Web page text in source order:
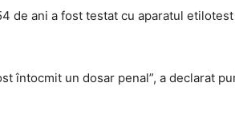
de ani a fost testat cu aparatul
întocmit un dosar penal”, a declarat